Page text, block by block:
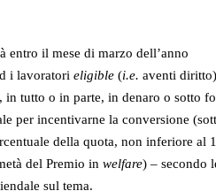
entro il mese di marzo dell’anno
i lavoratori eligible (i.e. aventi diritto)
tutto o in parte, in denaro o sotto
per incentivarne la conversione
della quota, non inferiore al
del Premio in welfare) – secondo
sul tema.